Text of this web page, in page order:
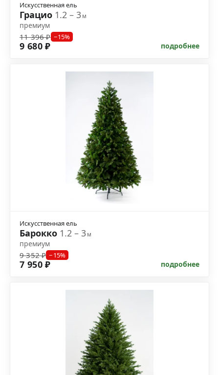
Искусственная ель
Грацио 1.2 – 3м
премиум
11 396 ₽ −15%
9 680 ₽ подробнее
Искусственная ель
Барокко 1.2 – 3м
премиум
9 352 ₽ −15%
7 950 ₽ подробнее